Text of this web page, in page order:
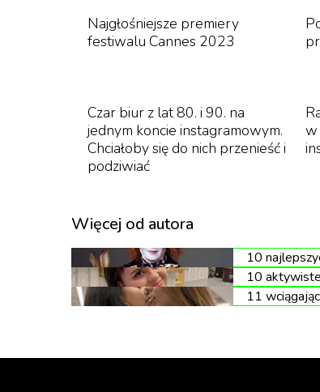
Po sobotniej gali Doda zaskoczyła
dla mnie samo bycie w top 5
Najgłośniejsze premiery
festiwalu Cannes 2023
Czar biur z lat 80. i 90. na
jednym koncie instagramowym.
Chciałoby się do nich przenieść i
podziwiać
w
Więcej od autora
10
10
11